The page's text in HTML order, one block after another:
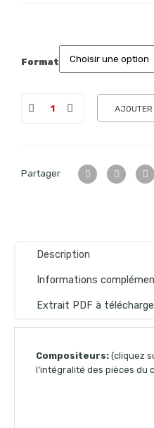
Format
AJOUTER
Partager
Description
Informations
Extrait PDF à
Compositeurs: (cliquez
l’intégralité des pièces du